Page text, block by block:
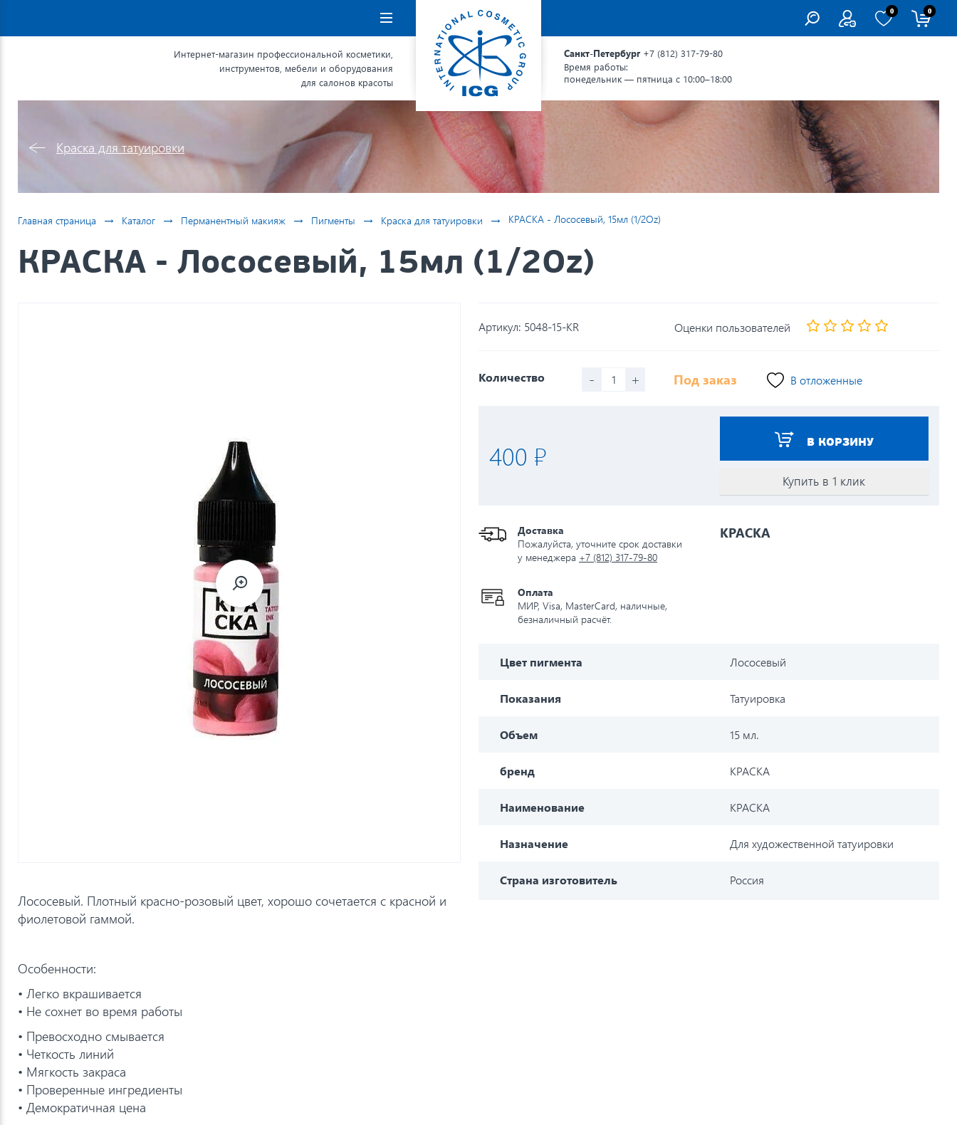
Навигация
0 0
Интернет-магазин профессиональной косметики,
инструментов, мебели и оборудования
для салонов красоты
Санкт-Петербург +7 (812) 317-79-80
Время работы:
понедельник — пятница с 10:00–18:00
Краска для татуировки
Главная страница → Каталог → Перманентный макияж → Пигменты → Краска для татуировки → КРАСКА - Лососевый, 15мл (1/2Oz)
КРАСКА - Лососевый, 15мл (1/2Oz)
Лососевый. Плотный красно-розовый цвет, хорошо сочетается с красной и
фиолетовой гаммой.
Особенности:
• Легко вкрашивается
• Не сохнет во время работы
• Превосходно смывается
• Четкость линий
• Мягкость закраса
• Проверенные ингредиенты
• Демократичная цена
Артикул: 5048-15-KR Оценки пользователей
Количество - + Под заказ В отложенные
400 ₽ В КОРЗИНУ
Купить в 1 клик
Доставка
Пожалуйста, уточните срок доставки
у менеджера +7 (812) 317-79-80
Оплата
МИР, Visa, MasterCard, наличные,
безналичный расчёт.
КРАСКА
Цвет пигмента Лососевый
Показания Татуировка
Объем 15 мл.
бренд КРАСКА
Наименование КРАСКА
Назначение Для художественной татуировки
Страна изготовитель Россия